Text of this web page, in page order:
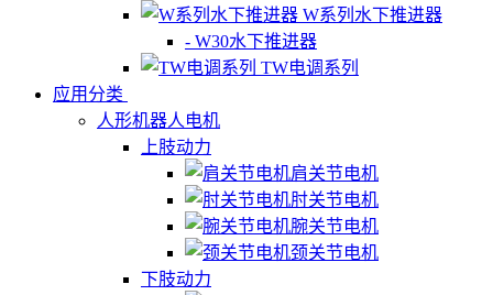
W系列水下推进器
- W30水下推进器
TW电调系列
应用分类
人形机器人电机
上肢动力
肩关节电机
肘关节电机
腕关节电机
颈关节电机
下肢动力